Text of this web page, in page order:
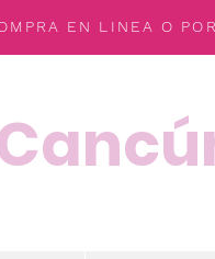
EN LINEA O